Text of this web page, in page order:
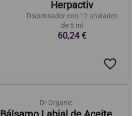
Herpactiv
Dispensador con 12 unidades
de 5 ml
60,24 €
favorite_border
Dr Organic